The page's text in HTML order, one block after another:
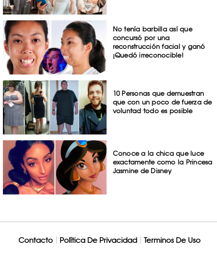
No tenía barbilla así que
concursó por una
reconstrucción facial y ganó
¡Quedó irreconocible!
10 Personas que demuestran
que con un poco de fuerza de
voluntad todo es posible
Conoce a la chica que luce
exactamente como la Princesa
Jasmine de Disney
Contacto Política De Privacidad Terminos De Uso